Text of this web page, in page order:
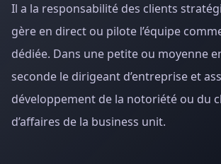
Il a la responsabilité des clients
gère en direct ou pilote l’équipe
dédiée. Dans une petite ou moyenne
seconde le dirigeant d’entreprise et
développement de la notoriété ou du
d’affaires de la business unit.